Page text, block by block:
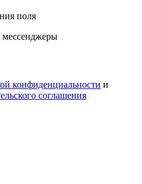
поля
конфиденциальности и
соглашения